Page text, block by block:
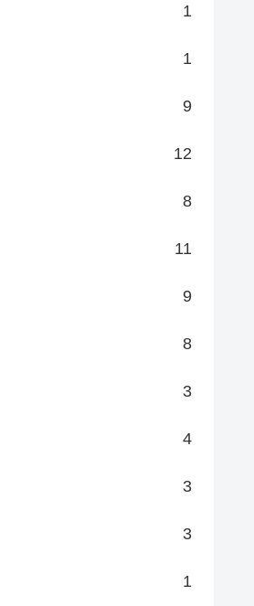
1
1
9
12
8
11
9
8
3
4
3
3
1